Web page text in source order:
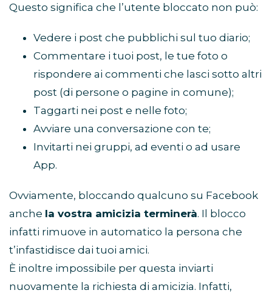
Questo significa che l’utente bloccato non può:
Vedere i post che pubblichi sul tuo diario;
Commentare i tuoi post, le tue foto o
rispondere ai commenti che lasci sotto altri
post (di persone o pagine in comune);
Taggarti nei post e nelle foto;
Avviare una conversazione con te;
Invitarti nei gruppi, ad eventi o ad usare
App.
Ovviamente, bloccando qualcuno su Facebook
anche la vostra amicizia terminerà. Il blocco
infatti rimuove in automatico la persona che
t’infastidisce dai tuoi amici.
È inoltre impossibile per questa inviarti
nuovamente la richiesta di amicizia. Infatti,